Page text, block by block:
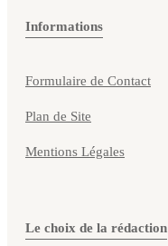
Informations
Formulaire de Contact
Plan de Site
Mentions Légales
Le choix de la rédaction